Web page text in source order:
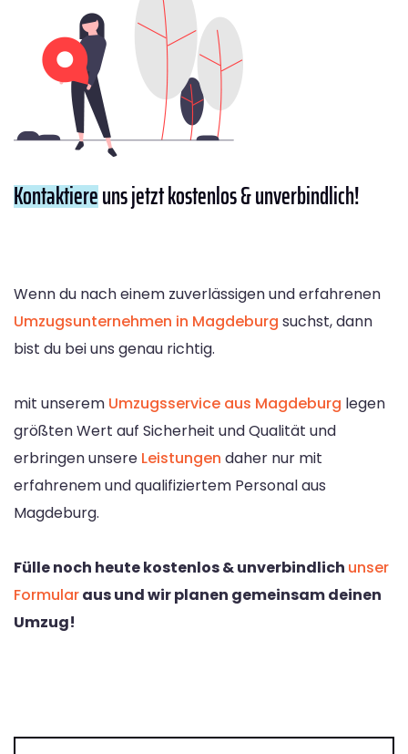
Kontaktiereuns jetzt kostenlos & unverbindlich!
Wenn du nach einem zuverlässigen und erfahrenen
Umzugsunternehmen in Magdeburg suchst, dann
bist du bei uns genau richtig.
mit unserem Umzugsservice aus Magdeburg legen
größten Wert auf Sicherheit und Qualität und
erbringen unsere Leistungen daher nur mit
erfahrenem und qualifiziertem Personal aus
Magdeburg.
Fülle noch heute kostenlos & unverbindlich unser
Formularaus und wir planen gemeinsam deinen
Umzug!